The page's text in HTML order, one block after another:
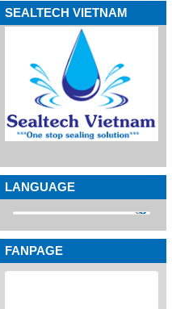
SEALTECH VIETNAM
LANGUAGE
FANPAGE